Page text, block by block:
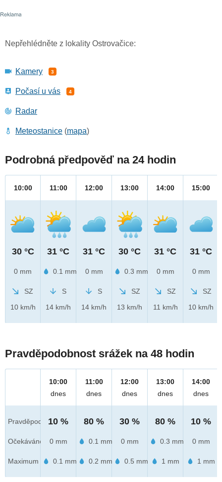
Nepřehlédněte z lokality Ostrovačice:
Kamery 3
Počasí u vás 4
Radar
Meteostanice (mapa)
Podrobná předpověď na 24 hodin
10:00
30 °C
0 mm
SZ
10 km/h
11:00
31 °C
0.1 mm
S
14 km/h
12:00
31 °C
0 mm
S
14 km/h
13:00
30 °C
0.3 mm
SZ
13 km/h
14:00
31 °C
0 mm
SZ
11 km/h
15:00
31 °C
0 mm
SZ
10 km/h
Pravděpodobnost srážek na 48 hodin
Pravděpod.
Očekáváno
Maximum
10:00
dnes
10 %
0 mm
0.1 mm
11:00
dnes
80 %
0.1 mm
0.2 mm
12:00
dnes
30 %
0 mm
0.5 mm
13:00
dnes
80 %
0.3 mm
1 mm
14:00
dnes
10 %
0 mm
1 mm